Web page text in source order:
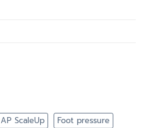
AP ScaleUp
Foot pressure